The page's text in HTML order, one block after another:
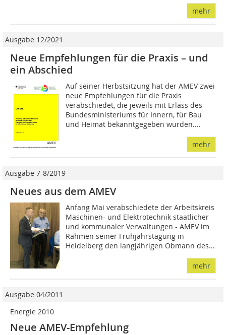
mehr
Ausgabe 12/2021
Neue Empfehlungen für die Praxis – und
ein Abschied
Auf seiner Herbstsitzung hat der AMEV zwei
neue Empfehlungen für die Praxis
verabschiedet, die jeweils mit Erlass des
Bundesministeriums für Innern, für Bau
und Heimat bekanntgegeben wurden....
mehr
Ausgabe 7-8/2019
Neues aus dem AMEV
Anfang Mai verabschiedete der Arbeitskreis
Maschinen- und Elektrotechnik staatlicher
und kommunaler Verwaltungen - AMEV im
Rahmen seiner Frühjahrstagung in
Heidelberg den langjährigen Obmann des...
mehr
Ausgabe 04/2011
Energie 2010
Neue AMEV-Empfehlung